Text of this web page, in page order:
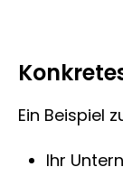
Ein Beispiel
Ihr